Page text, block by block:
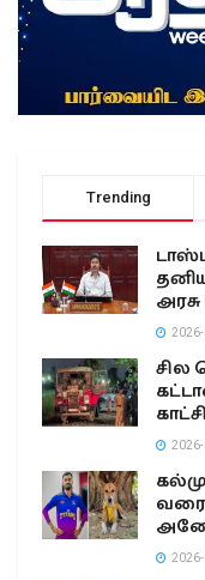
Trending
சில
2026-